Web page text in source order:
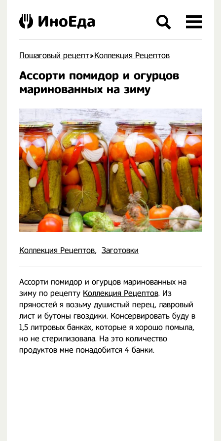
Пошаговый рецепт»Коллекция Рецептов
Ассорти помидор и огурцов
маринованных на зиму
Коллекция Рецептов Заготовки
Ассорти помидор и огурцов маринованных на
зиму по рецепту Коллекция Рецептов. Из
пряностей я возьму душистый перец, лавровый
лист и бутоны гвоздики. Консервировать буду в
1,5 литровых банках, которые я хорошо помыла,
но не стерилизовала. На это количество
продуктов мне понадобится 4 банки.
ИноЕда